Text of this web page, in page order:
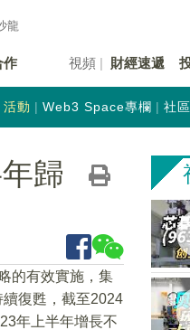
龍
作 視頻 財經速遞
活動 Web3 Space專欄 社區
歸
的有效實施，集
復甦，截至2024
年上半年增長不